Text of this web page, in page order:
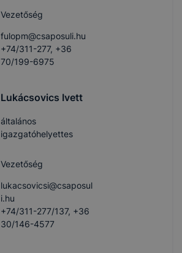
Vezetőség
fulopm@csaposuli.hu
+74/311-277, +36
70/199-6975
Lukácsovics Ivett
általános
igazgatóhelyettes
Vezetőség
lukacsovicsi@csaposul
i.hu
+74/311-277/137, +36
30/146-4577